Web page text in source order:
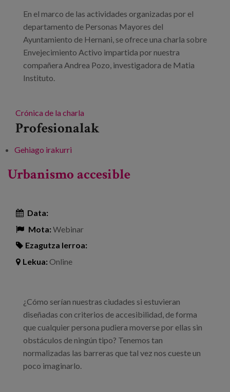
En el marco de las actividades organizadas por el
departamento de Personas Mayores del
Ayuntamiento de Hernani, se ofrece una charla sobre
Envejecimiento Activo impartida por nuestra
compañera Andrea Pozo, investigadora de Matia
Instituto.
Crónica de la charla
Profesionalak
Gehiago irakurri
Urbanismo accesible
Data:
Mota:Webinar
Ezagutza lerroa:
Lekua:Online
¿Cómo serían nuestras ciudades si estuvieran
diseñadas con criterios de accesibilidad, de forma
que cualquier persona pudiera moverse por ellas sin
obstáculos de ningún tipo? Tenemos tan
normalizadas las barreras que tal vez nos cueste un
poco imaginarlo.